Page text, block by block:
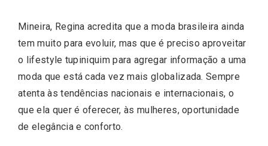
Mineira, Regina acredita que a moda brasileira ainda
tem muito para evoluir, mas que é preciso aproveitar
o lifestyle tupiniquim para agregar informação a uma
moda que está cada vez mais globalizada. Sempre
atenta às tendências nacionais e internacionais, o
que ela quer é oferecer, às mulheres, oportunidade
de elegância e conforto.